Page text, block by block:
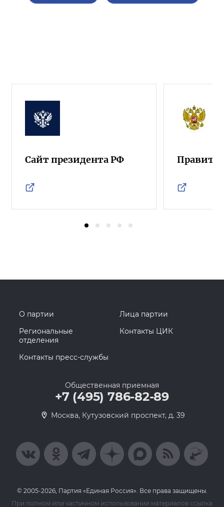
Сайт президента РФ
О партии
Лица партии
Региональные
отделения
Контакты ЦИК
Контакты пресс-службы
Общественная приемная
+7 (495) 786-82-89
Москва, Кутузовский проспект, д. 39
© 2005-2026, Партия «Единая Россия». Все права защищены.
При полном или частичном использовании материалов ссылка